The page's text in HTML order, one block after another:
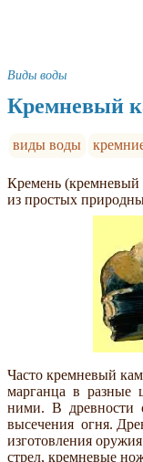
Виды воды
Кремневый
виды воды
Кремень (кремневый
из простых
Часто кремневый
марганца в разные
ними. В древности
высечения огня.
изготовления
стрел, кремневые